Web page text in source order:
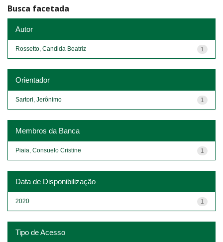
Busca facetada
Autor
1
Rossetto, Candida Beatriz
Orientador
1
Sartori, Jerônimo
Membros da Banca
1
Piaia, Consuelo Cristine
Data de Disponibilização
1
2020
Tipo de Acesso